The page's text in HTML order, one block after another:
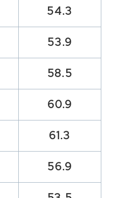
54.3
53.9
58.5
60.9
61.3
56.9